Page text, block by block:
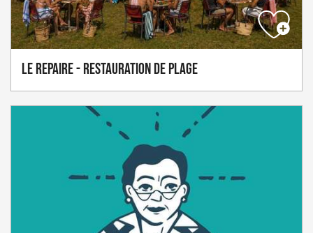
Le Repaire - Restauration de plage